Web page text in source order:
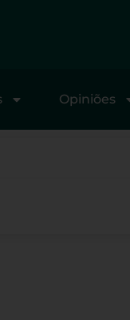
Opiniões